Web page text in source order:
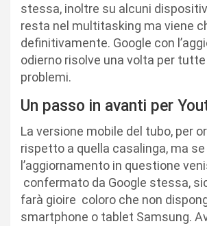
stessa, inoltre su alcuni
resta nel multitasking ma viene
definitivamente. Google con
odierno risolve una volta per
problemi.
Un passo in avanti per
La versione mobile del tubo, per
rispetto a quella casalinga, ma se
l’aggiornamento in questione
confermato da Google stessa,
farà gioire coloro che non
smartphone o tablet Samsung.